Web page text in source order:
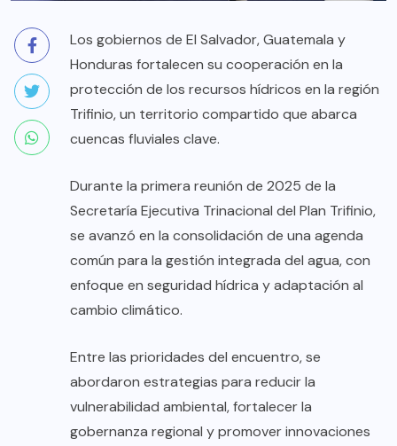
Los gobiernos de El Salvador, Guatemala y
Honduras fortalecen su cooperación en la
protección de los recursos hídricos en la región
Trifinio, un territorio compartido que abarca
cuencas fluviales clave.
Durante la primera reunión de 2025 de la
Secretaría Ejecutiva Trinacional del Plan Trifinio,
se avanzó en la consolidación de una agenda
común para la gestión integrada del agua, con
enfoque en seguridad hídrica y adaptación al
cambio climático.
Entre las prioridades del encuentro, se
abordaron estrategias para reducir la
vulnerabilidad ambiental, fortalecer la
gobernanza regional y promover innovaciones